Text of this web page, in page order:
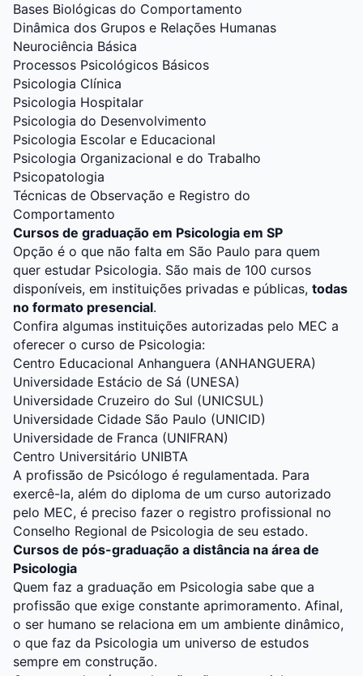
Bases Biológicas do Comportamento
Dinâmica dos Grupos e Relações Humanas
Neurociência Básica
Processos Psicológicos Básicos
Psicologia Clínica
Psicologia Hospitalar
Psicologia do Desenvolvimento
Psicologia Escolar e Educacional
Psicologia Organizacional e do Trabalho
Psicopatologia
Técnicas de Observação e Registro do
Comportamento
Cursos de graduação em Psicologia em SP
Opção é o que não falta em São Paulo para quem
quer estudar Psicologia. São mais de 100 cursos
disponíveis, em instituições privadas e públicas, todas
no formato presencial.
Confira algumas instituições autorizadas pelo MEC a
oferecer o curso de Psicologia:
Centro Educacional Anhanguera (ANHANGUERA)
Universidade Estácio de Sá (UNESA)
Universidade Cruzeiro do Sul (UNICSUL)
Universidade Cidade São Paulo (UNICID)
Universidade de Franca (UNIFRAN)
Centro Universitário UNIBTA
A profissão de Psicólogo é regulamentada. Para
exercê-la, além do diploma de um curso autorizado
pelo MEC, é preciso fazer o registro profissional no
Conselho Regional de Psicologia de seu estado.
Cursos de pós-graduação a distância na área de
Psicologia
Quem faz a graduação em Psicologia sabe que a
profissão que exige constante aprimoramento. Afinal,
o ser humano se relaciona em um ambiente dinâmico,
o que faz da Psicologia um universo de estudos
sempre em construção.